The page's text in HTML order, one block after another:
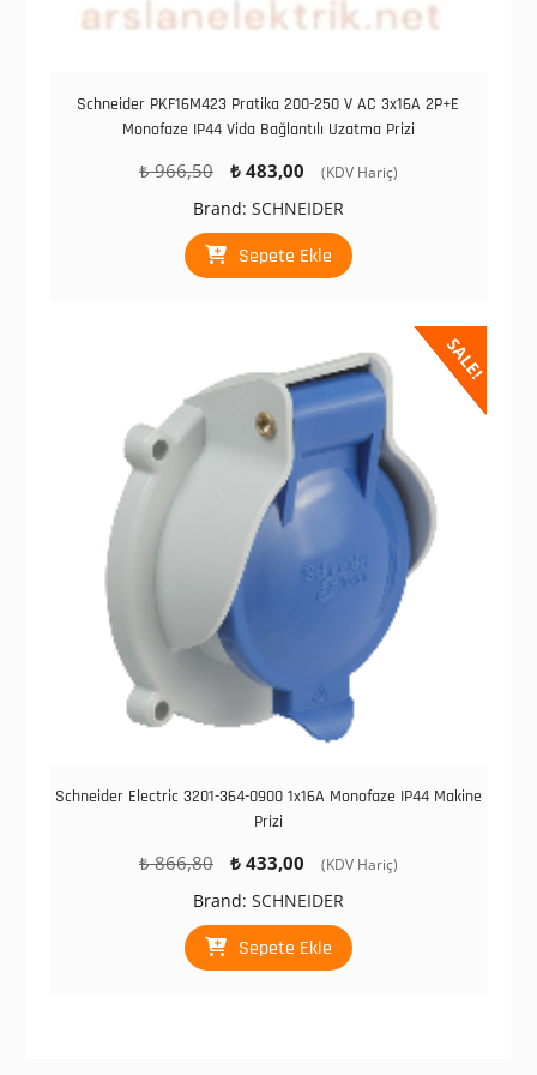
Schneider PKF16M423 Pratika 200-250 V AC 3x16A 2P+E
Monofaze IP44 Vida Bağlantılı Uzatma Prizi
₺966,50
Orijinal
fiyat:
₺ 966,50.
₺483,00
Şu
fiyat:
₺ 483,00.
(KDV Hariç)
Brand: SCHNEIDER
Sepete Ekle
SALE!
Schneider Electric 3201-364-0900 1x16A Monofaze IP44 Makine
Prizi
₺866,80
Orijinal
₺ 866,80.
₺433,00
Şu
fiyat:
₺ 433,00.
(KDV Hariç)
Brand: SCHNEIDER
Sepete Ekle